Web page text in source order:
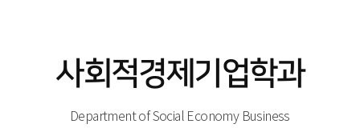
사회적경제기업학과
Department of Social Economy Business